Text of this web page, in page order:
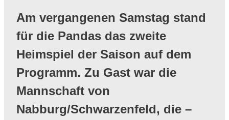
Am vergangenen Samstag stand
für die Pandas das zweite
Heimspiel der Saison auf dem
Programm. Zu Gast war die
Mannschaft von
Nabburg/Schwarzenfeld, die –